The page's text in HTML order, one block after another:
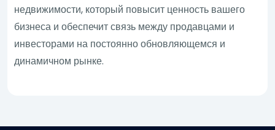
недвижимости, который повысит ценность вашего
бизнеса и обеспечит связь между продавцами и
инвесторами на постоянно обновляющемся и
динамичном рынке.